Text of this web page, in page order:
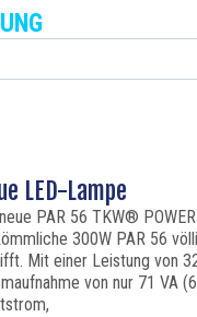
LED-Lampe
PAR 56 TKW®
300W PAR 56
Mit einer Leistung von
von nur 71 VA